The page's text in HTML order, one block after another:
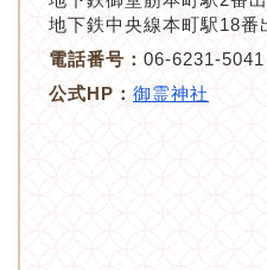
地下鉄中央線本町駅18番
電話番号： 06-6231-5041
公式HP： 御霊神社